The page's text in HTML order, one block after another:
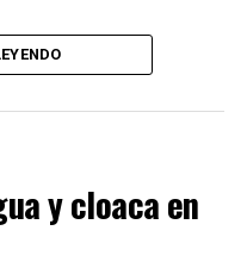
y cloaca en